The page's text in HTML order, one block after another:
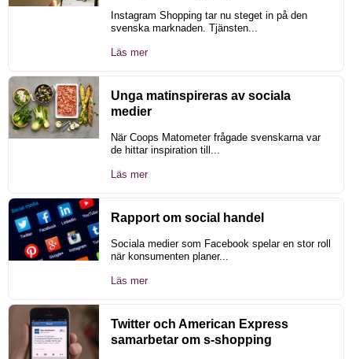
Instagram Shopping tar nu steget in på den
svenska marknaden. Tjänsten...
Läs mer
Unga matinspireras av sociala
medier
När Coops Matometer frågade svenskarna var
de hittar inspiration till...
Läs mer
Rapport om social handel
Sociala medier som Facebook spelar en stor roll
när konsumenten planer...
Läs mer
Twitter och American Express
samarbetar om s-shopping